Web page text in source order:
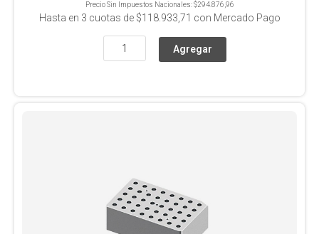
Precio Sin Impuestos Nacionales:$294.876,96
Hasta en 3 cuotas de $118.933,71 con Mercado Pago